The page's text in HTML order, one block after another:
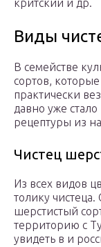
критский и др.
Виды
В семействе
сортов,
практически
давно уже
рецептуры из
Чистец
Из всех видов
толику
шерстистый
территорию с
увидеть в и